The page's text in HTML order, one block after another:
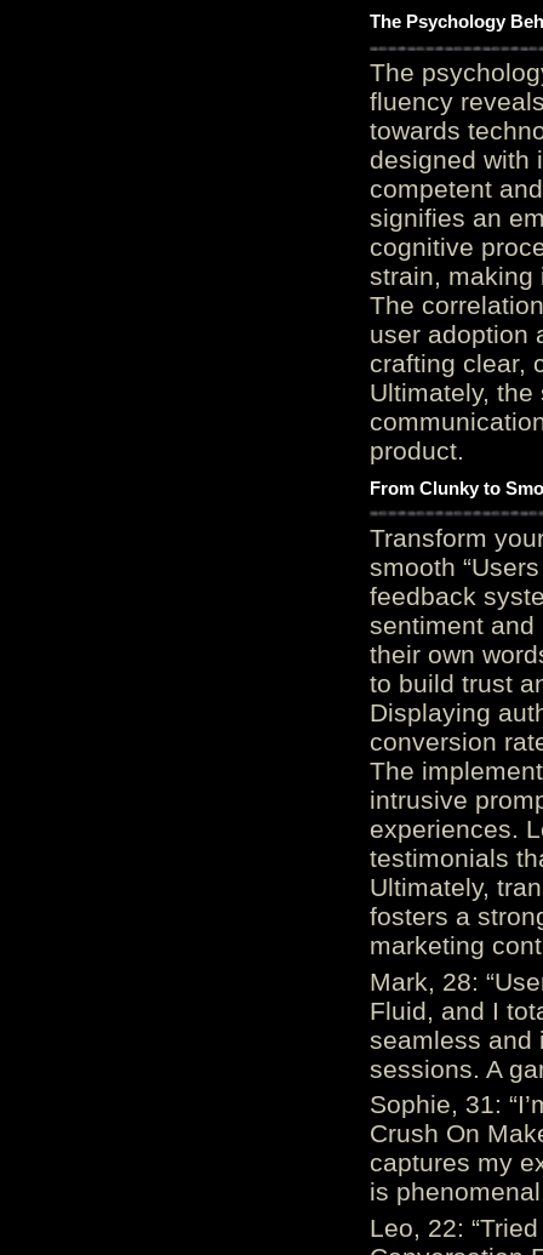
The Psychology
The
fluency
towards
designed with
competent
signifies an
cognitive
strain, making
The
user adoption
crafting clear,
Ultimately,
product.
From Clunky to
Transform
smooth
feedback
sentiment and
their own
to build trust
Displaying
conversion
The
intrusive
experiences.
testimonials
Ultimately,
fosters a
marketing
Mark, 28:
Fluid, and I
seamless and
sessions. A
Sophie, 31:
Crush On
captures my
is
Leo, 22: